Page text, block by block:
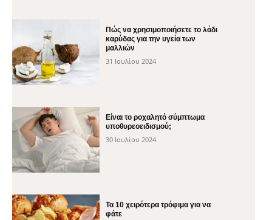
Πώς να χρησιμοποιήσετε το λάδι
καρύδας για την υγεία των
μαλλιών
31 Ιουλίου 2024
Είναι το ροχαλητό σύμπτωμα
υποθυρεοειδισμού;
30 Ιουλίου 2024
Τα 10 χειρότερα τρόφιμα για να
φάτε